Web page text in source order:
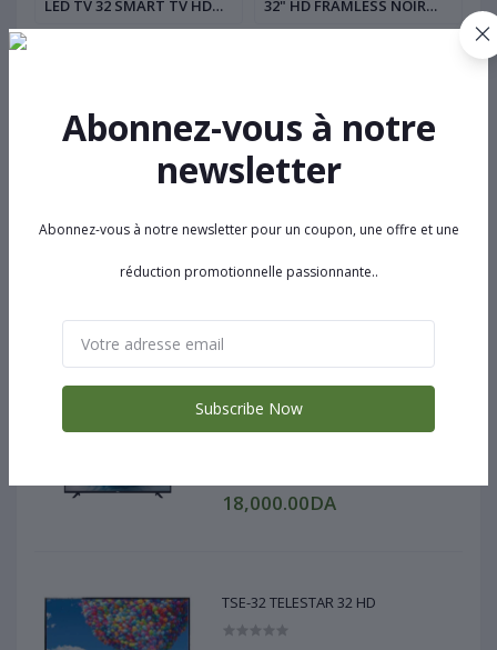
Tunis
Produits les plus vendus
GN-32KFHD-N GEANT LED 32" HD
18,000.00DA
TSE-32 TELESTAR 32 HD
LED TV 32 SMART TV HD
FRAMELESS NOIR GEANT
32" HD FRAMLESS NOIR
GEANT
Abonnez-vous à notre
newsletter
Abonnez-vous à notre newsletter pour un coupon, une offre et une
réduction promotionnelle passionnante..
Subscribe Now